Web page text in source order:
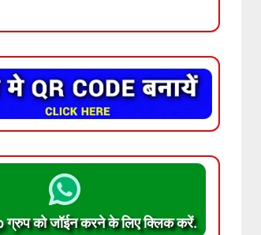
को जॉईन करने के लिए क्लिक करें.